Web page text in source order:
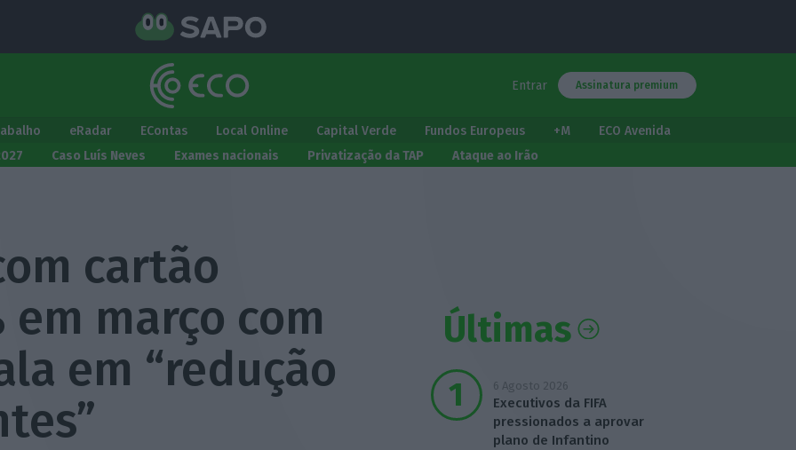
Entrar Assinatura premium
eRadar EContas Local Online Capital Verde Fundos Europeus +M
ECO Avenida
Caso Luís Neves Exames nacionais Privatização da TAP Ataque ao Irão
cartão
março com
em “redução
Últimas
6 Agosto 2026
Executivos da FIFA
pressionados a aprovar
plano de Infantino